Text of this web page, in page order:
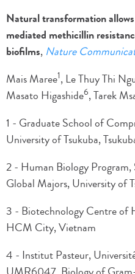
Natural transformation
mediated methicillin
biofilms, Nature
Mais Maree1, Le Thuy Thi
Masato Higashide6, Tarek
1 - Graduate School of
University of Tsukuba,
2 - Human Biology
Global Majors, University of
3 - Biotechnology Centre of
HCM City, Vietnam
4 - Institut Pasteur,